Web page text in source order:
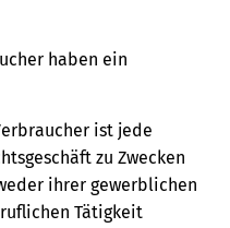
haben ein
ist jede
zu Zwecken
ihrer gewerblichen
Tätigkeit